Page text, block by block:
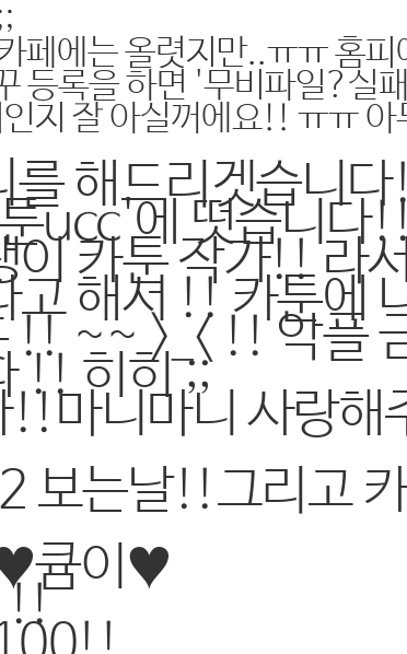
페에는 올렷지만..ㅠㅠ 홈피
등록을 하면 '무비파일?실
지 잘 아실꺼에요!! ㅠㅠ 아
해드리겟습니
ucc'에 떳습니
카툰 작가!! 라서
고 해서 !! 카툰에
!! ~~ >_< !! 악플
!! 히히 ;;
마니마니 사랑해
보는날!!그리고
큠이♥
!!!